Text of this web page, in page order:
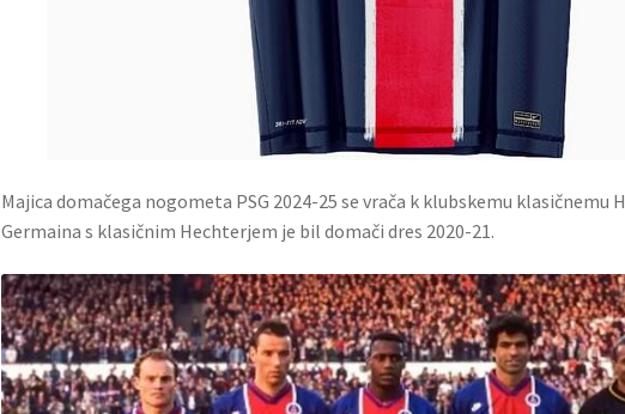
Majica domačega nogometa PSG 2024-25 se vrača k klubskemu klasičnemu
Germaina s klasičnim Hechterjem je bil domači dres 2020-21.